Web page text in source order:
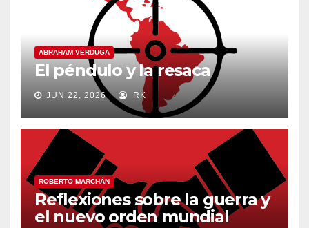
ABRAHAM VERDUGA
El péndulo y la resaca
JUN 22, 2026 RK
ROBERTO MARCHÁN
Reflexiones sobre la guerra y
el nuevo orden mundial